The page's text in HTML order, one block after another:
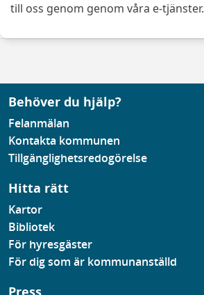
till oss genom genom våra e-tjänster.
Behöver du hjälp?
Felanmälan
Kontakta kommunen
Tillgänglighetsredogörelse
Hitta rätt
Kartor
Bibliotek
För hyresgäster
För dig som är kommunanställd
Press